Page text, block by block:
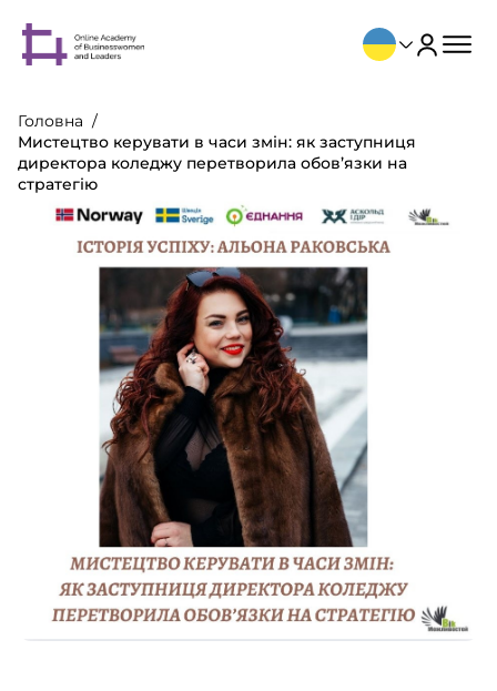
Головна
Мистецтво керувати в часи змін: як заступниця
директора коледжу перетворила обов’язки на
стратегію